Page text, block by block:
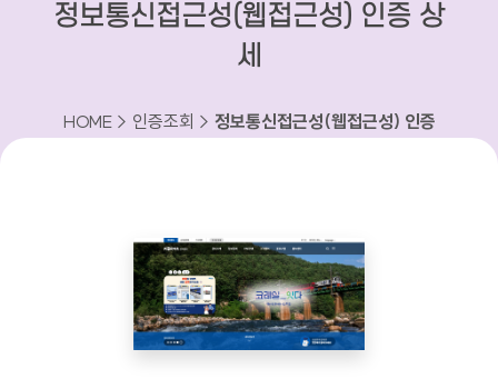
정보통신접근성(웹접근성) 인증 상
세
HOME > 인증조회 > 정보통신접근성(웹접근성) 인증